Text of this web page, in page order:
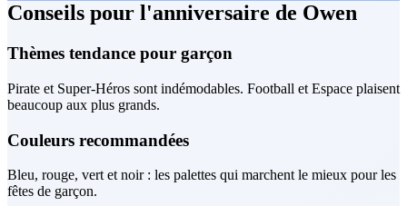
Conseils pour l'anniversaire de Owen
Thèmes tendance pour garçon
Pirate et Super-Héros sont indémodables. Football et Espace plaisent
beaucoup aux plus grands.
Couleurs recommandées
Bleu, rouge, vert et noir : les palettes qui marchent le mieux pour les
fêtes de garçon.